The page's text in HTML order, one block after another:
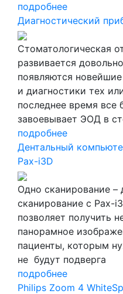
подробнее
Диагностический
Стоматологическая
развивается
появляются
и диагностики тех
последнее время все
завоевывает ЭОД в
подробнее
Дентальный
Pax-i3D
Одно сканирование
сканирование с Pax-
позволяет получить
панорамное
пациенты, которым
не будут подверга
подробнее
Philips Zoom 4